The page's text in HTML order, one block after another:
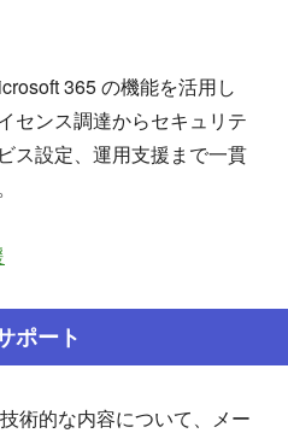
365 の機能を活用し
センス調達からセキュリテ
ス設定、運用支援まで一貫
ポート
術的な内容について、メー